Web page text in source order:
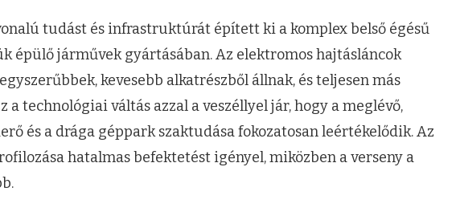
tudást és infrastruktúrát épített ki a komplex belső égésű
épülő járművek gyártásában. Az elektromos hajtásláncok
kevesebb alkatrészből állnak, és teljesen más
a technológiai váltás azzal a veszéllyel jár, hogy a meglévő,
és a drága géppark szaktudása fokozatosan leértékelődik. Az
hatalmas befektetést igényel, miközben a verseny a